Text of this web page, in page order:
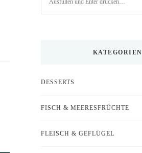
KATEGORIEN
DESSERTS
FISCH & MEERESFRÜCHTE
FLEISCH & GEFLÜGEL